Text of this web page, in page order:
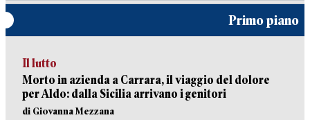
Primo piano
Il lutto
Morto in azienda a Carrara, il viaggio del dolore
per Aldo: dalla Sicilia arrivano i genitori
di Giovanna Mezzana